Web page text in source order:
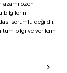
azami özen
bilgilerin
sorumlu değildir.
tüm bilgi ve verilerin